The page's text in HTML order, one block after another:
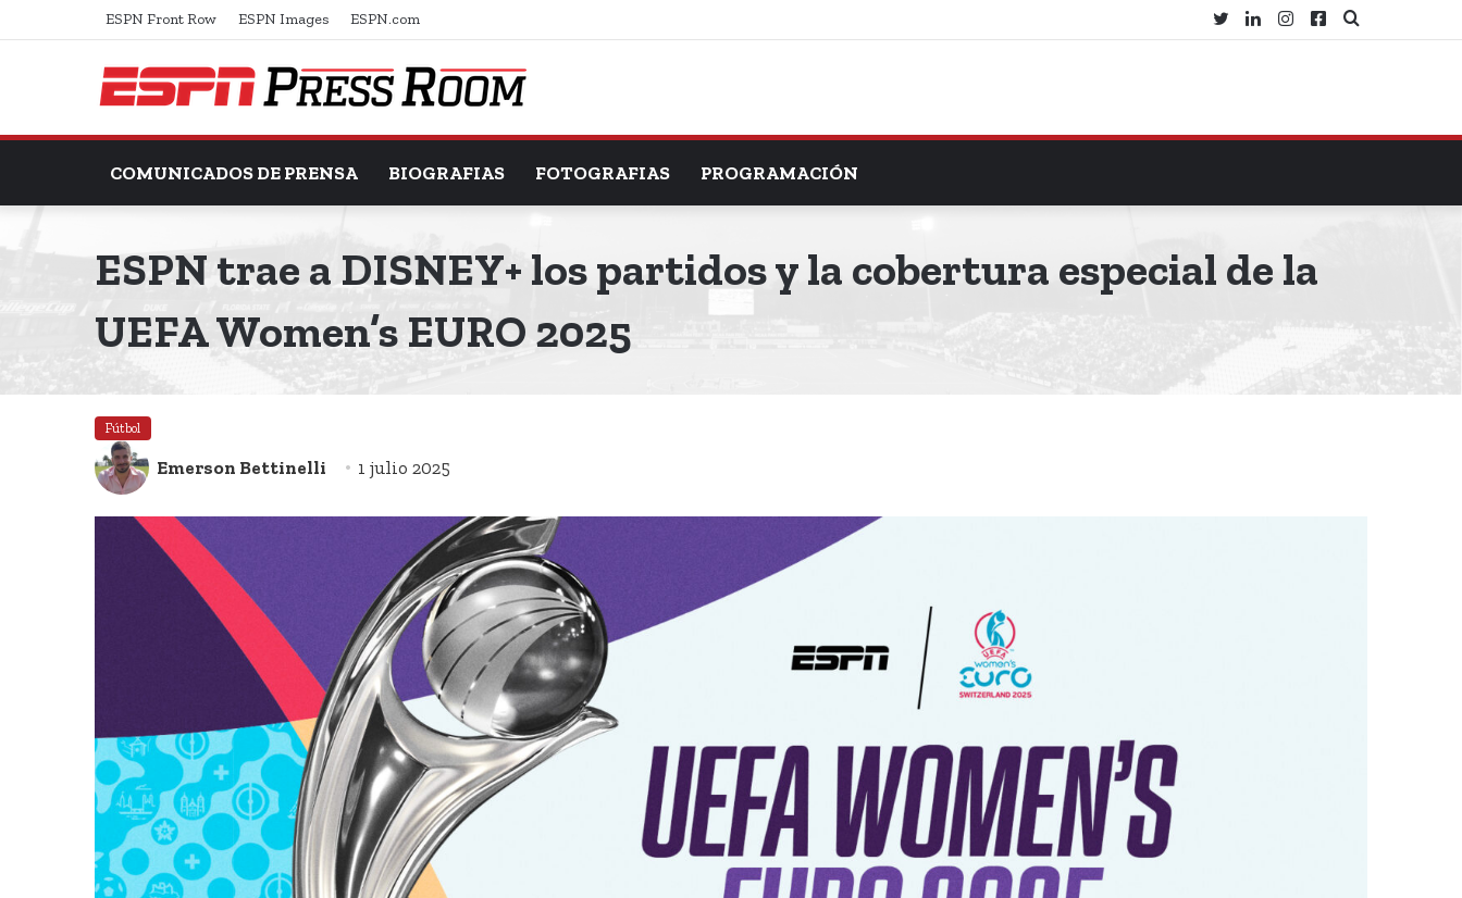
ESPN Front Row ESPN Images ESPN.com
Buscar
Facebook
Instagram
LinkedIn
Twitter
COMUNICADOS DE PRENSA BIOGRAFIAS FOTOGRAFIAS PROGRAMACIÓN
ESPN trae a DISNEY+ los partidos y la cobertura especial de la
UEFA Women’s EURO 2025
Fútbol
Emerson Bettinelli 1 julio 2025